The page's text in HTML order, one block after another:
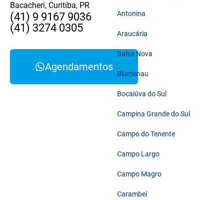
Bacacheri, Curitiba, PR
(41) 9 9167 9036
(41) 3274 0305
Agendamentos
Antonina
Araucária
Balsa Nova
Blumenau
Bocaiúva do Sul
Campina Grande do Sul
Campo do Tenente
Campo Largo
Campo Magro
Carambeí